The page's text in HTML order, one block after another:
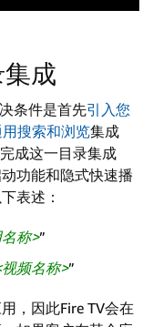
成
条件是首先引入您
用搜索和浏览集成
成这一目录集成
功能和隐式快速播
表述：
称 ”
视频名称 ”
，因此Fire TV会在